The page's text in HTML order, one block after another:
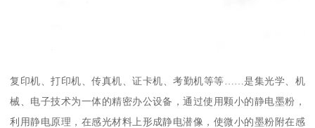
复印机、打印机、传真机、证卡机、考勤机等等……是集光学、机
械、电子技术为一体的精密办公设备，通过使用颗小的静电墨粉，
利用静电原理，在感光材料上形成静电潜像，使微小的墨粉附在感